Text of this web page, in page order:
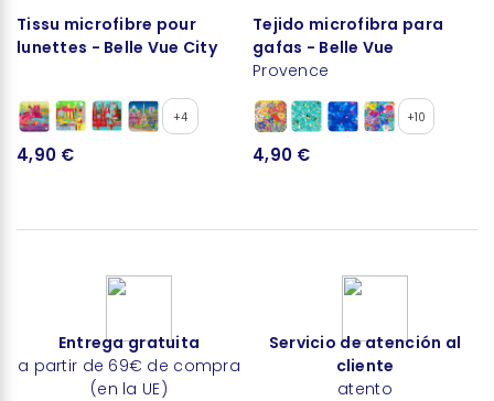
Tissu microfibre pour
lunettes - Belle Vue City
+4
4,90 €
Tejido microfibra para
gafas - Belle Vue
Provence
+10
4,90 €
Entrega gratuita
a partir de 69€ de compra
(en la UE)
Servicio de atención al
cliente
atento